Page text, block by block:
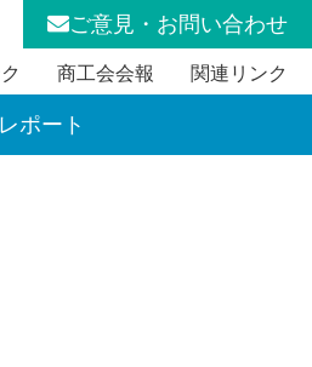
ご意見・お問い合わせ
商工会会報 関連リンク
ポート